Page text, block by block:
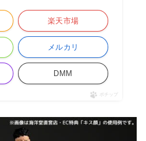
楽天市場
メルカリ
DMM
ポチップ